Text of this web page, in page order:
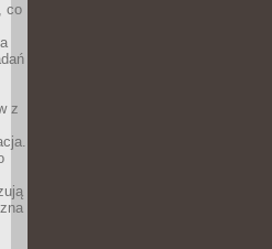
co
z